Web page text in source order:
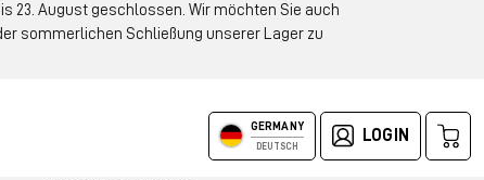
bis 23. August geschlossen. Wir möchten Sie auch
sommerlichen Schließung unserer Lager zu
GERMANY
DEUTSCH
LOGIN